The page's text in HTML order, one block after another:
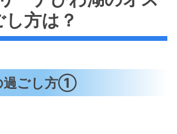
方は？
過ごし方①